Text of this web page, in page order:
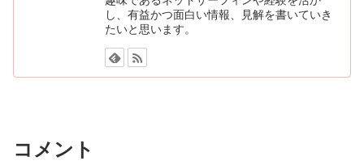
し、有益かつ面白い情報、見解を書いていき
たいと思います。
コメント